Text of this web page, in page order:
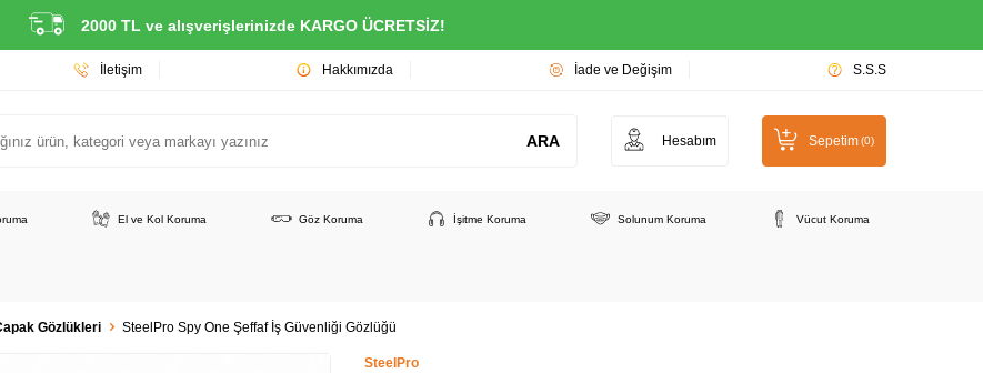
2000 TL ve alışverişlerinizde KARGO ÜCRETSİZ!
İletişim Hakkımızda İade ve Değişim S.S.S
ARA Hesabım Sepetim(0)
El ve Kol Koruma Göz Koruma İşitme Koruma Solunum Koruma Vücut Koruma
Gözlükleri SteelPro Spy One Şeffaf İş Güvenliği Gözlüğü
SteelPro